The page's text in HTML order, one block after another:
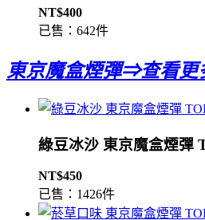
NT$400
已售：642件
東京魔盒煙彈⇒查看更
綠豆冰沙 東京魔盒煙彈
NT$450
已售：1426件